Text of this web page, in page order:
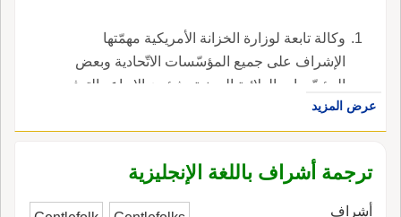
وكالة تابعة لوزارة الخزانة الأمريكية مهمّتها
الإشراف على جميع المؤسّسات الاتّحادية وبعض
المؤسّسات الولائية المعنية بشؤون الإيداع والتوفير
Supervision.
عرض المزيد
ترجمة أشراف باللغة الإنجليزية
أشراف